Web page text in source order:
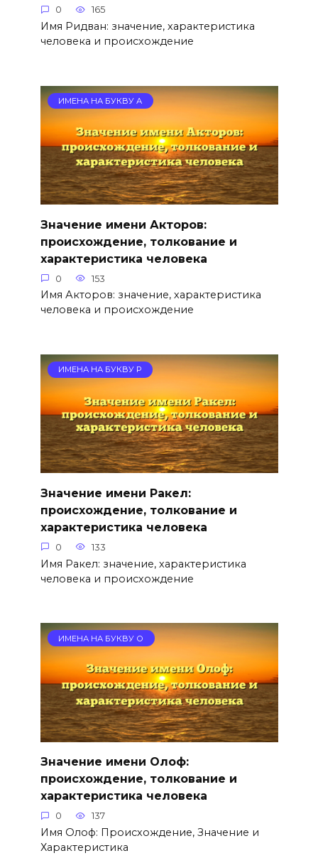
0 165
Имя Ридван: значение, характеристика
человека и происхождение
ИМЕНА НА БУКВУ А
Значение имени Акторов:
происхождение, толкование и
характеристика человека
0 153
Имя Акторов: значение, характеристика
человека и происхождение
ИМЕНА НА БУКВУ Р
Значение имени Ракел:
происхождение, толкование и
характеристика человека
0 133
Имя Ракел: значение, характеристика
человека и происхождение
ИМЕНА НА БУКВУ О
Значение имени Олоф:
происхождение, толкование и
характеристика человека
0 137
Имя Олоф: Происхождение, Значение и
Характеристика